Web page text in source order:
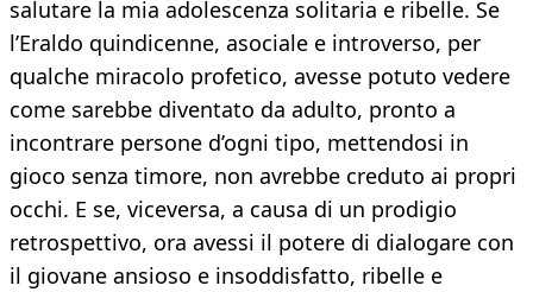
salutare la mia adolescenza solitaria e ribelle. Se
l’Eraldo quindicenne, asociale e introverso, per
qualche miracolo profetico, avesse potuto vedere
come sarebbe diventato da adulto, pronto a
incontrare persone d’ogni tipo, mettendosi in
gioco senza timore, non avrebbe creduto ai propri
occhi. E se, viceversa, a causa di un prodigio
retrospettivo, ora avessi il potere di dialogare con
il giovane ansioso e insoddisfatto, ribelle e